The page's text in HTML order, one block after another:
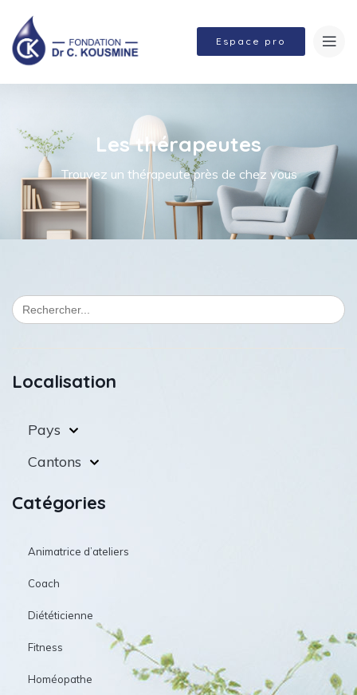
Espace pro
Les thérapeutes
Trouvez un thérapeute près de chez vous
Search
for:
Localisation
Pays
Cantons
Catégories
Animatrice d’ateliers
Coach
Diététicienne
Fitness
Homéopathe